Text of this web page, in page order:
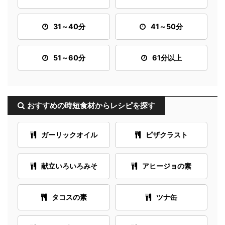
31～40分 41～50分
51～60分 61分以上
おすすめの時短食材からレシピを探す
ガーリックオイル ピザクラスト
献立いろいろみそ アヒージョの素
タコスの素 ツナ缶